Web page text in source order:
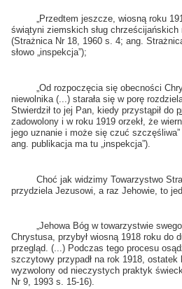
„Przedtem jeszcze, wiosną roku
świątyni ziemskich sług
(Strażnica Nr 18, 1960 s. 4; ang.
słowo „inspekcja”);
„Od rozpoczęcia się obecności
niewolnika (...) starała się w porę
Stwierdził to jej Pan, kiedy przystąpił do
zadowolony i w roku 1919 orzekł, że
jego uznanie i może się czuć
ang. publikacja ma tu „inspekcja”).
Choć jak widzimy Towarzystwo
przydziela Jezusowi, a raz Jehowie, to
„Jehowa Bóg w towarzystwie swego
Chrystusa, przybył wiosną 1918 roku do
przegląd. (...) Podczas tego procesu
szczytowy przypadł na rok 1918, ostatek
wyzwolony od nieczystych praktyk
Nr 9, 1993 s. 15-16).